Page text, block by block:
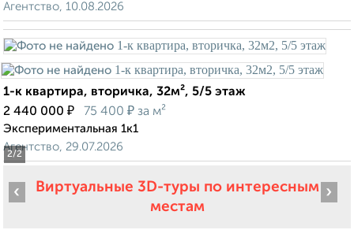
Агентство, 10.08.2026
2/2
1-к квартира, вторичка, 32м², 5/5 этаж
2 440 000 ₽ 75 400 ₽ за м²
Экспериментальная 1к1
Агентство, 29.07.2026
Виртуальные 3D-туры по интересным
местам
‹ ›